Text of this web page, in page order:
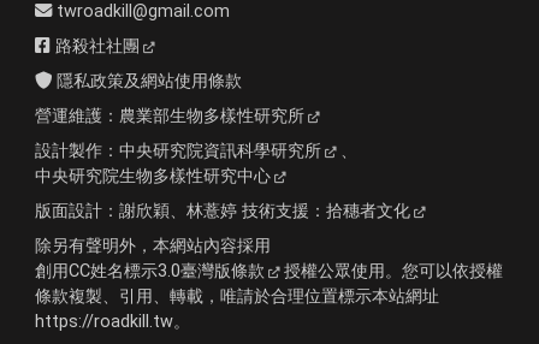
twroadkill@gmail.com
路殺社社團
隱私政策及網站使用條款
營運維護： 農業部生物多樣性研究所
設計製作： 中央研究院資訊科學研究所
、
中央研究院生物多樣性研究中心
版面設計： 謝欣穎、林薏婷 技術支援： 拾穗者文化
除另有聲明外，本網站內容採用
創用CC姓名標示3.0臺灣版條款
授權公眾使用。您可以依授權
條款複製、引用、轉載，唯請於合理位置標示本站網址
https://roadkill.tw。